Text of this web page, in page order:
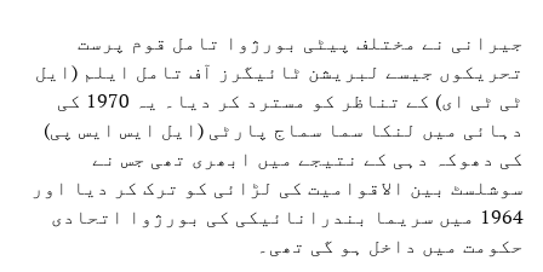
جیرانی نے مختلف پیٹی بورژوا تامل قوم پرست
تحریکوں جیسے لبریشن ٹائیگرز آف تامل ایلم (ایل
ٹی ٹی ای) کے تناظر کو مسترد کر دیا۔ یہ 1970 کی
دہائی میں لنکا سما سماج پارٹی (ایل ایس ایس پی)
کی دھوکہ دہی کے نتیجے میں ابھری تھی جس نے
سوشلسٹ بین الاقوامیت کی لڑائی کو ترک کر دیا اور
1964 میں سریما بندرانائیکی کی بورژوا اتحادی
حکومت میں داخل ہو گی تھی۔